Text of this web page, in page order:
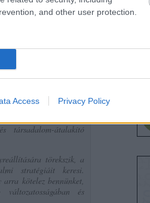
and other user protection.
Access Privacy Policy
világ.
Tudjuk-e, hogy a változás
gyermekeink jövője ezen az
az
társadalom-átalakító
törekszik, a
stratégiáit keresi.
kötelez bennünket,
és